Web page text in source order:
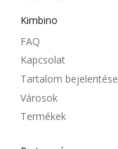
Kimbino
FAQ
Kapcsolat
Tartalom bejelentése
Városok
Termékek